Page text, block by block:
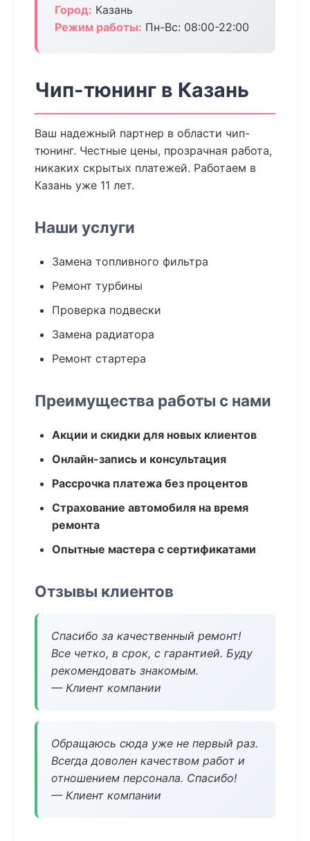
Город: Казань
Режим работы: Пн-Вс: 08:00-22:00
Чип-тюнинг в Казань
Ваш надежный партнер в области чип-
тюнинг. Честные цены, прозрачная работа,
никаких скрытых платежей. Работаем в
Казань уже 11 лет.
Наши услуги
Замена топливного фильтра
Ремонт турбины
Проверка подвески
Замена радиатора
Ремонт стартера
Преимущества работы с нами
Акции и скидки для новых клиентов
Онлайн-запись и консультация
Рассрочка платежа без процентов
Страхование автомобиля на время
ремонта
Опытные мастера с сертификатами
Отзывы клиентов
Спасибо за качественный ремонт!
Все четко, в срок, с гарантией. Буду
рекомендовать знакомым.
— Клиент компании
Обращаюсь сюда уже не первый раз.
Всегда доволен качеством работ и
отношением персонала. Спасибо!
— Клиент компании